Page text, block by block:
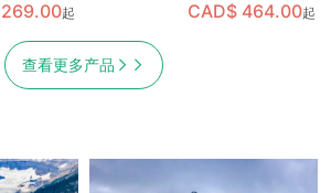
起
CAD$ 464.00起
查看更多产品